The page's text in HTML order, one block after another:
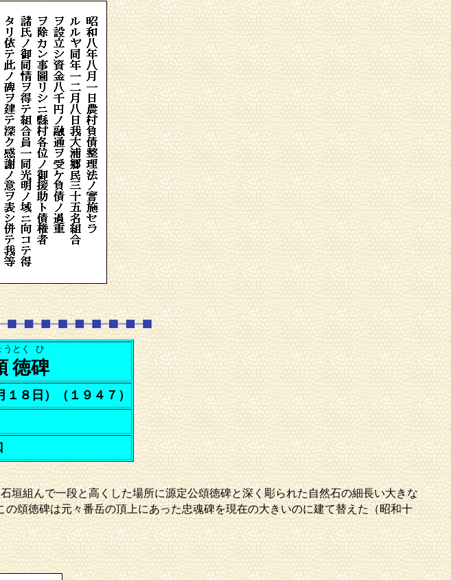
徳
とく
碑
ひ
８日）（１９４７）
組んで一段と高くした場所に源定公頌徳碑と深く彫られた自然石の細長い大きな
頌徳碑は元々番岳の頂上にあった忠魂碑を現在の大きいのに建て替えた（昭和十